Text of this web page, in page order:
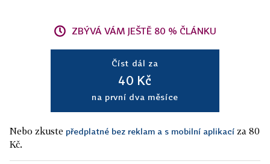
ZBÝVÁ VÁM JEŠTĚ 80 % ČLÁNKU
Číst dál za
40 Kč
na první dva měsíce
Nebo zkuste předplatné bez reklam a s mobilní aplikací za 80
Kč.